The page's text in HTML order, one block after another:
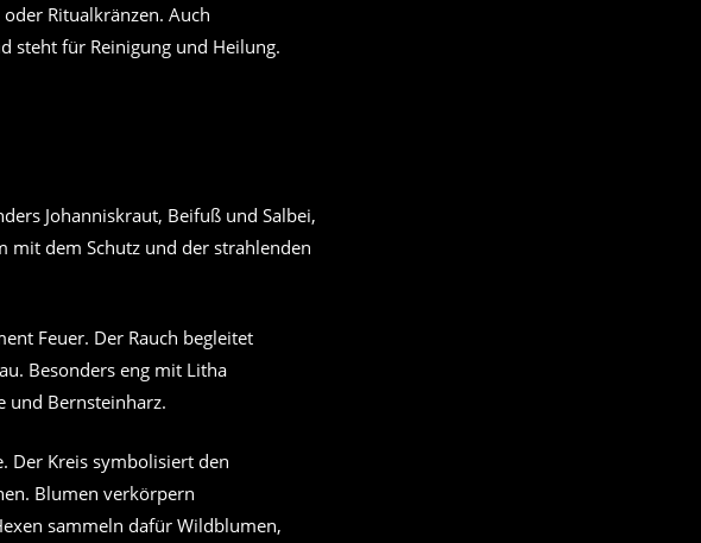
Ritualkränzen. Auch
steht für Reinigung und Heilung.
Johanniskraut, Beifuß und Salbei,
mit dem Schutz und der strahlenden
Feuer. Der Rauch begleitet
Besonders eng mit Litha
und Bernsteinharz.
Der Kreis symbolisiert den
Blumen verkörpern
sammeln dafür Wildblumen,